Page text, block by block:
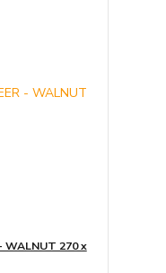
WALNUT 270 x